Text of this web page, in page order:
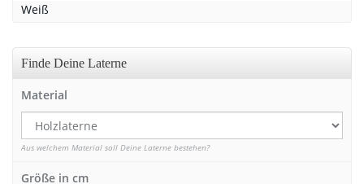
Weiß
Finde Deine Laterne
Material
Aus welchem Material soll Deine Laterne bestehen?
Größe in cm